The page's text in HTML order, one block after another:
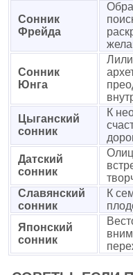
Сонник
Фрейда
Сонник
Юнга
Цыганский
сонник
К
Датский
сонник
Славянский
сонник
К
Японский
сонник